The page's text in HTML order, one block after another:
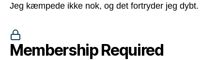
Jeg kæmpede ikke nok, og det fortryder jeg dybt.
Membership Required